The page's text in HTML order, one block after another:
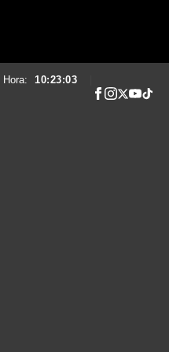
Hora: 10:23:04